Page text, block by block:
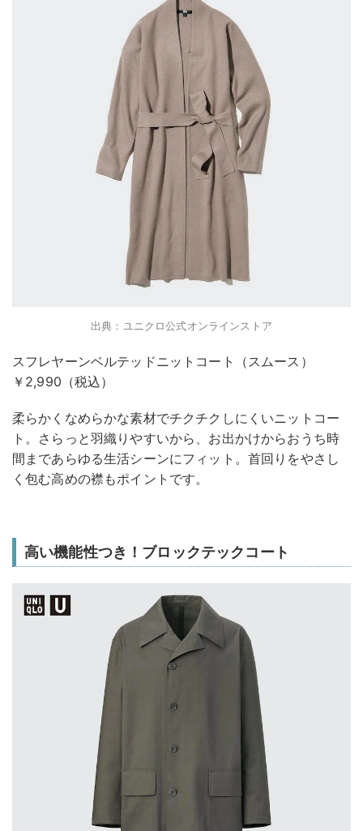
出典：ユニクロ公式オンラインストア
スフレヤーンベルテッドニットコート（スムース）
￥2,990（税込）
柔らかくなめらかな素材でチクチクしにくいニットコー
ト。さらっと羽織りやすいから、お出かけからおうち時
間まであらゆる生活シーンにフィット。首回りをやさし
く包む高めの襟もポイントです。
高い機能性つき！ブロックテックコート